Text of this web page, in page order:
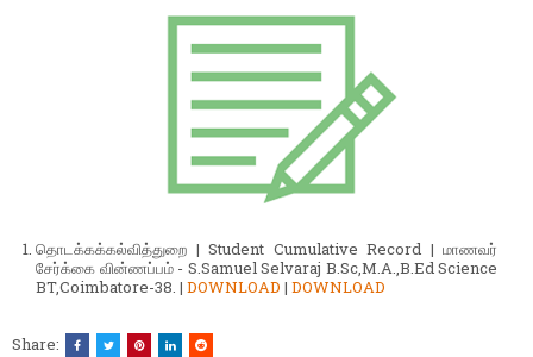
தொடக்கக்கல்வித்துறை | Student Cumulative Record | மாணவர்
சேர்க்கை வின்ணப்பம் - S.Samuel Selvaraj B.Sc,M.A.,B.Ed Science
BT,Coimbatore-38. | DOWNLOAD | DOWNLOAD
Share: